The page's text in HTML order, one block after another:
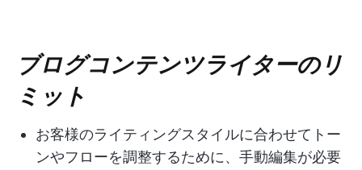
ブログコンテンツライターのリ
ミット
お客様のライティングスタイルに合わせてトー
ンやフローを調整するために、手動編集が必要